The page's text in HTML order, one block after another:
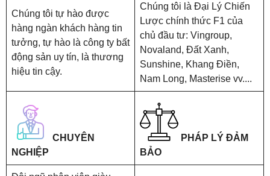
Chúng tôi tự hào được
hàng ngàn khách hàng tin
tưởng, tự hào là công ty bất
động sản uy tín, là thương
hiệu tin cậy.
Chúng tôi là Đại Lý Chiến
Lược chính thức F1 của
chủ đầu tư: Vingroup,
Novaland, Đất Xanh,
Sunshine, Khang Điền,
Nam Long, Masterise vv....
CHUYÊN
NGHIỆP
PHÁP LÝ ĐẢM
BẢO